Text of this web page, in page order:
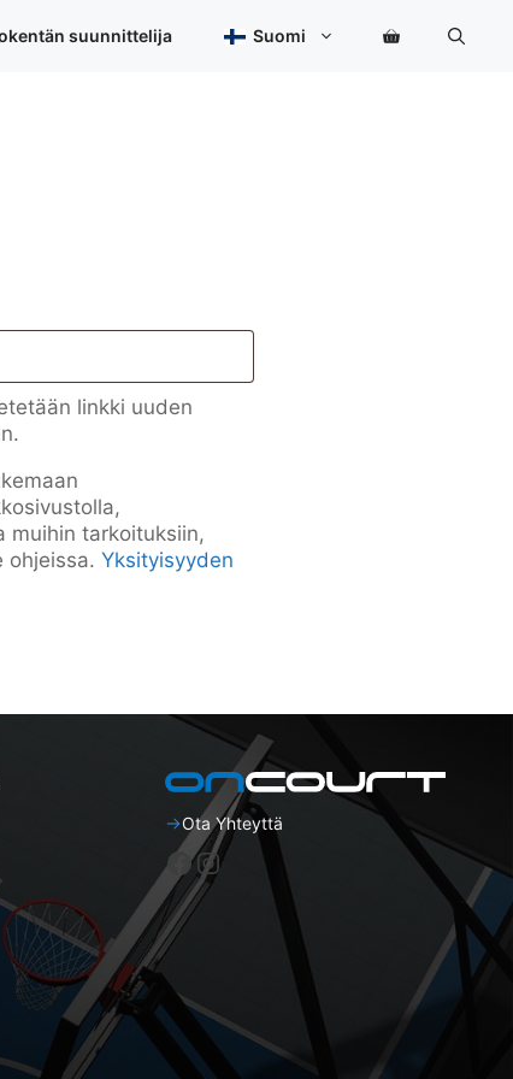
suunnittelija Suomi
linkki uuden
muihin tarkoituksiin,
ohjeissa.Yksityisyyden
Ota Yhteyttä
Facebook
Instagram